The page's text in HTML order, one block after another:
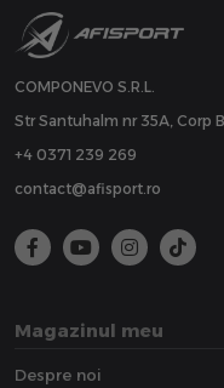
COMPONEVO S.R.L.
Str Santuhalm nr 35A, Corp
+4 0371 239 269
contact@afisport.ro
Magazinul meu
Despre noi